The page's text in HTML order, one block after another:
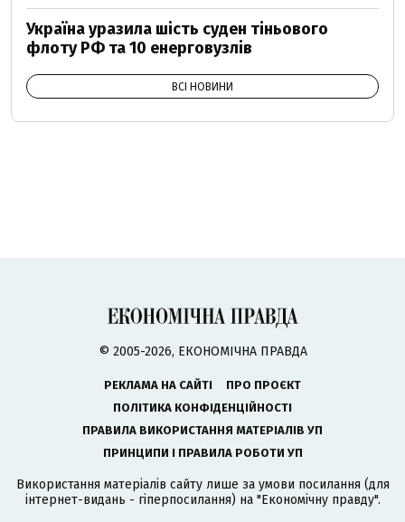
Україна уразила шість суден тіньового
флоту РФ та 10 енерговузлів
ВСІ НОВИНИ
© 2005-2026, ЕКОНОМІЧНА ПРАВДА
РЕКЛАМА НА САЙТІ
ПРО ПРОЄКТ
ПОЛІТИКА КОНФІДЕНЦІЙНОСТІ
ПРАВИЛА ВИКОРИСТАННЯ МАТЕРІАЛІВ УП
ПРИНЦИПИ І ПРАВИЛА РОБОТИ УП
Використання матеріалів сайту лише за умови посилання (для
інтернет-видань - гіперпосилання) на "Економічну правду".